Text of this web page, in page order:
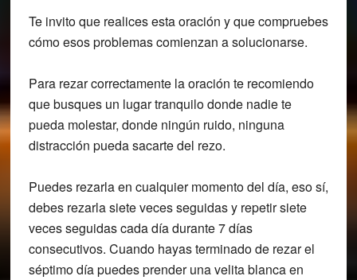
Te invito que realices esta oración y que compruebes
cómo esos problemas comienzan a solucionarse.
Para rezar correctamente la oración te recomiendo
que busques un lugar tranquilo donde nadie te
pueda molestar, donde ningún ruido, ninguna
distracción pueda sacarte del rezo.
Puedes rezarla en cualquier momento del día, eso sí,
debes rezarla siete veces seguidas y repetir siete
veces seguidas cada día durante 7 días
consecutivos. Cuando hayas terminado de rezar el
séptimo día puedes prender una velita blanca en